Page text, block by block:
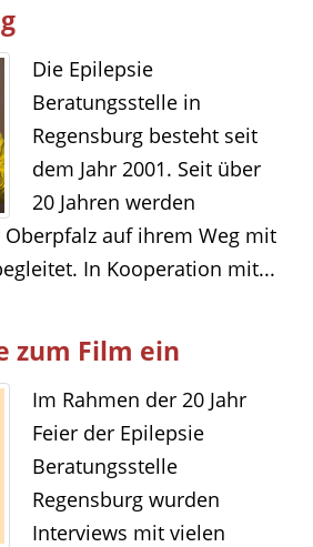
Die Epilepsie
Beratungsstelle in
Regensburg besteht seit
dem Jahr 2001. Seit über
20 Jahren werden
auf ihrem Weg mit
In Kooperation mit...
zum Film ein
Im Rahmen der 20 Jahr
Feier der Epilepsie
Beratungsstelle
Regensburg wurden
Interviews mit vielen